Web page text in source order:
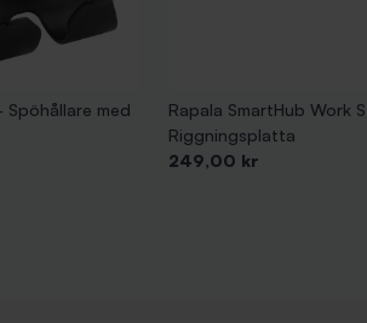
Spöhållare med
Rapala SmartHub Work
Riggningsplatta
Pris
249,00 kr